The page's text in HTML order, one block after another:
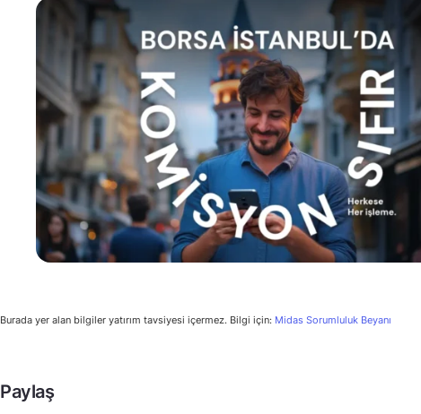
Burada yer alan bilgiler yatırım tavsiyesi içermez. Bilgi için: Midas Sorumluluk Beyanı
Paylaş